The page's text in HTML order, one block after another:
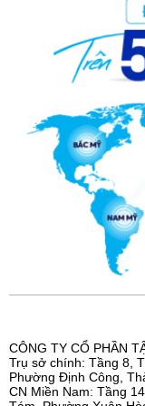
36 tháng cho sản
CÔNG TY CỔ PHẦN
Trụ sở chính: Tầng 8,
Phường Định Công,
CN Miền Nam: Tầng